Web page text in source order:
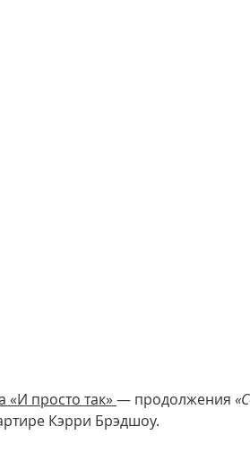
«И просто так» — продолжения
Кэрри Брэдшоу.